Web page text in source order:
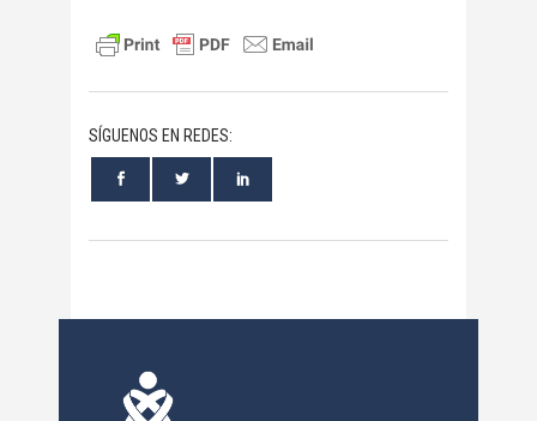
SÍGUENOS EN REDES: